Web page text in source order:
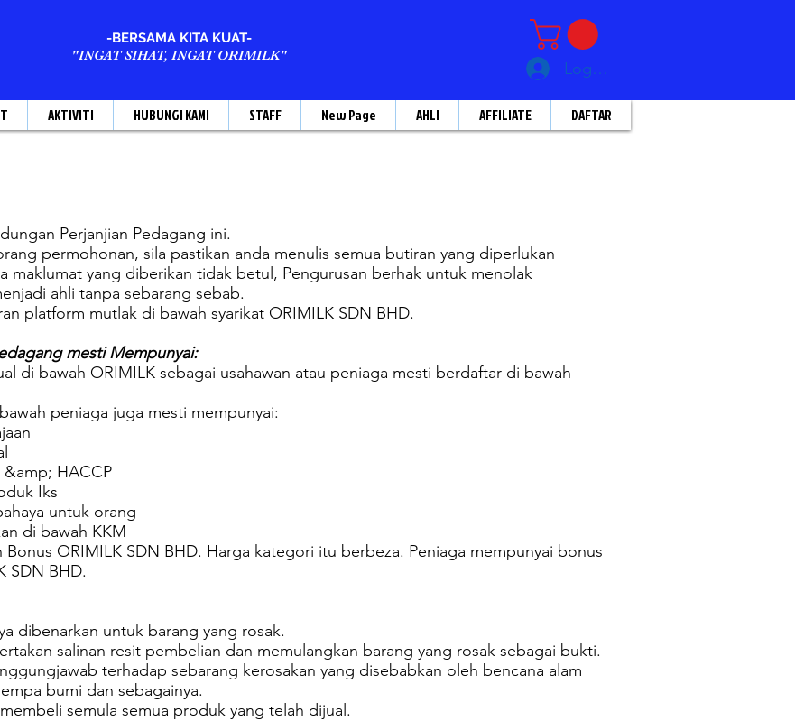
-BERSAMA KITA KUAT-
"INGAT SIHAT, INGAT ORIMILK"
Log Masuk
Perjanjian Pedagang ini.
permohonan, sila pastikan anda menulis semua butiran yang diperlukan
maklumat yang diberikan tidak betul, Pengurusan berhak untuk menolak
ahli tanpa sebarang sebab.
platform mutlak di bawah syarikat ORIMILK SDN BHD.
mesti Mempunyai:
di bawah ORIMILK sebagai usahawan atau peniaga mesti berdaftar di bawah
peniaga juga mesti mempunyai:
HACCP
Iks
untuk orang
di bawah KKM
ORIMILK SDN BHD. Harga kategori itu berbeza. Peniaga mempunyai bonus
SDN BHD.
dibenarkan untuk barang yang rosak.
salinan resit pembelian dan memulangkan barang yang rosak sebagai bukti.
terhadap sebarang kerosakan yang disebabkan oleh bencana alam
bumi dan sebagainya.
semula semua produk yang telah dijual.
AKTIVITI HUBUNGI KAMI STAFF New Page AHLI AFFILIATE DAFTAR